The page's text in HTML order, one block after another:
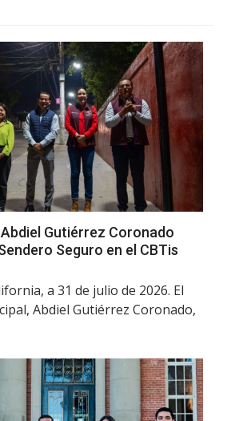
Gutiérrez Coronado
Seguro en el CBTis
a 31 de julio de 2026. El
Abdiel Gutiérrez Coronado,